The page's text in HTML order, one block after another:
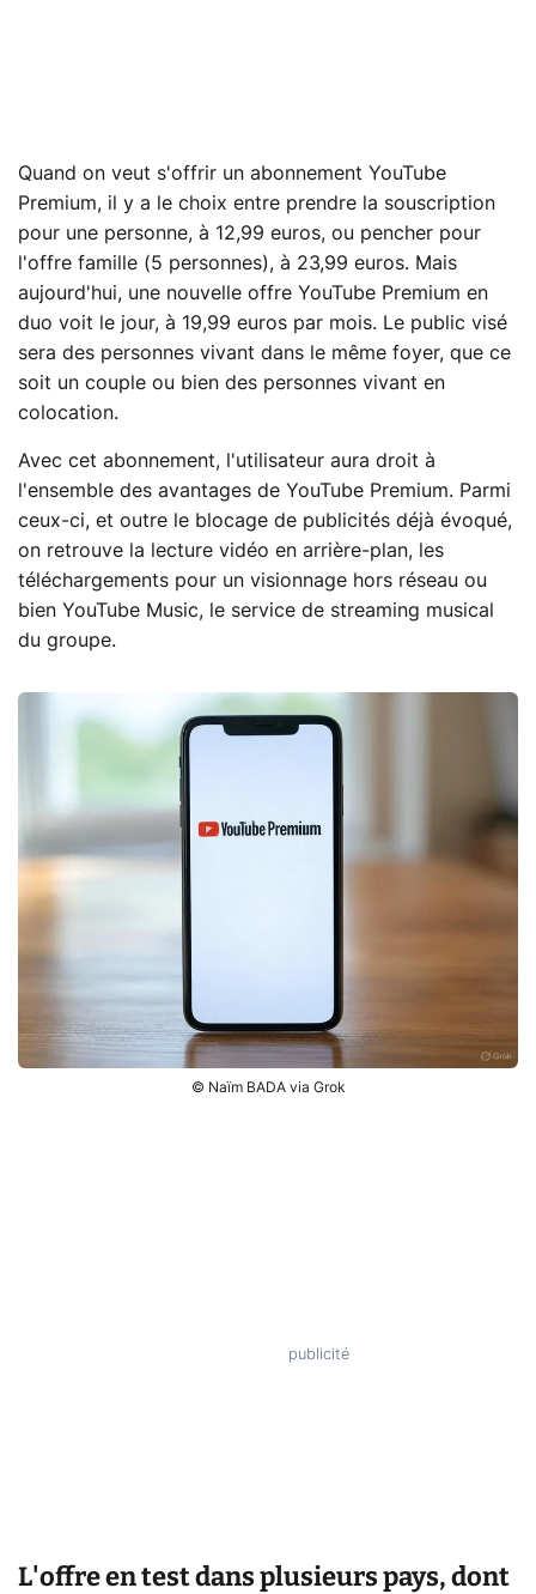
Quand on veut s'offrir un abonnement YouTube
Premium, il y a le choix entre prendre la souscription
pour une personne, à 12,99 euros, ou pencher pour
l'offre famille (5 personnes), à 23,99 euros. Mais
aujourd'hui, une nouvelle offre YouTube Premium en
duo voit le jour, à 19,99 euros par mois. Le public visé
sera des personnes vivant dans le même foyer, que ce
soit un couple ou bien des personnes vivant en
colocation.
Avec cet abonnement, l'utilisateur aura droit à
l'ensemble des avantages de YouTube Premium. Parmi
ceux-ci, et outre le blocage de publicités déjà évoqué,
on retrouve la lecture vidéo en arrière-plan, les
téléchargements pour un visionnage hors réseau ou
bien YouTube Music, le service de streaming musical
du groupe.
© Naïm BADA via Grok
L'offre en test dans plusieurs pays, dont